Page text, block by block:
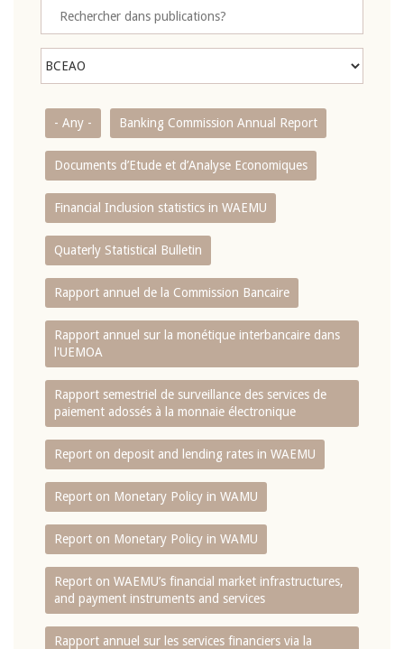
- Any - Banking Commission Annual Report
Documents d’Etude et d’Analyse Economiques
Financial Inclusion statistics in WAEMU
Quaterly Statistical Bulletin
Rapport annuel de la Commission Bancaire
Rapport annuel sur la monétique interbancaire dans
l'UEMOA
Rapport semestriel de surveillance des services de
paiement adossés à la monnaie électronique
Report on deposit and lending rates in WAEMU
Report on Monetary Policy in WAMU
Report on Monetary Policy in WAMU
Report on WAEMU’s financial market infrastructures,
and payment instruments and services
Rapport annuel sur les services financiers via la